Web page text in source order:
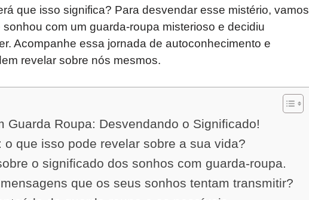
que isso significa? Para desvendar esse mistério, vamos
com um guarda-roupa misterioso e decidiu
Acompanhe essa jornada de autoconhecimento e
revelar sobre nós mesmos.
Guarda Roupa: Desvendando o Significado!
o que isso pode revelar sobre a sua vida?
o significado dos sonhos com guarda-roupa.
que os seus sonhos tentam transmitir?